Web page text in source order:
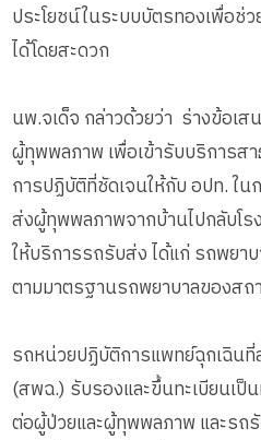
ประโยชน์ในระบบบัตรทองเพื่อช่
ได้โดยสะดวก
นพ.จเด็จ กล่าวด้วยว่า ร่างข้อเ
ผู้ทุพพลภาพ เพื่อเข้ารับบริการส
การปฏิบัติที่ชัดเจนให้กับ อปท. ใ
ส่งผู้ทุพพลภาพจากบ้านไปกลับโร
ให้บริการรถรับส่ง ได้แก่ รถพยา
ตามมาตรฐานรถพยาบาลของสถ
รถหน่วยปฏิบัติการแพทย์ฉุกเฉิน
(สพฉ.) รับรองและขึ้นทะเบียนเ
ต่อผู้ป่วยและผู้ทุพพลภาพ และรถ